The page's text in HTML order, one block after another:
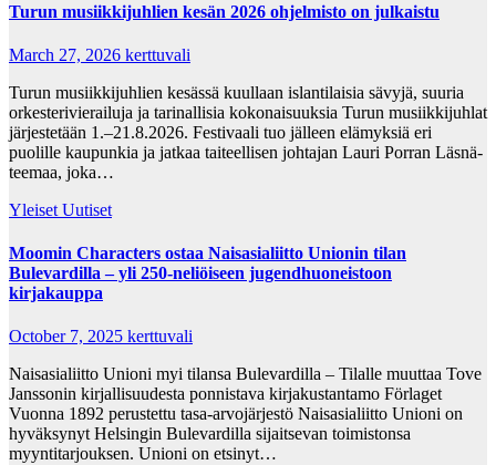
Turun musiikkijuhlien kesän 2026 ohjelmisto on julkaistu
March 27, 2026 kerttuvali
Turun musiikkijuhlien kesässä kuullaan islantilaisia sävyjä, suuria
orkesterivierailuja ja tarinallisia kokonaisuuksia Turun musiikkijuhlat
järjestetään 1.–21.8.2026. Festivaali tuo jälleen elämyksiä eri
puolille kaupunkia ja jatkaa taiteellisen johtajan Lauri Porran Läsnä-
teemaa, joka…
Yleiset Uutiset
Moomin Characters ostaa Naisasialiitto Unionin tilan
Bulevardilla – yli 250-neliöiseen jugendhuoneistoon
kirjakauppa
October 7, 2025 kerttuvali
Naisasialiitto Unioni myi tilansa Bulevardilla – Tilalle muuttaa Tove
Janssonin kirjallisuudesta ponnistava kirjakustantamo Förlaget
Vuonna 1892 perustettu tasa-arvojärjestö Naisasialiitto Unioni on
hyväksynyt Helsingin Bulevardilla sijaitsevan toimistonsa
myyntitarjouksen. Unioni on etsinyt…